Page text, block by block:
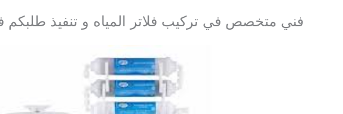
فني متخصص في تركيب فلاتر المياه و تنفيذ